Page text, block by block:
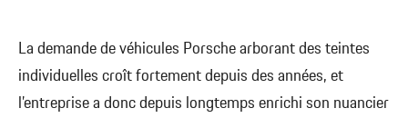
La demande de véhicules Porsche arborant des teintes
individuelles croît fortement depuis des années, et
l’entreprise a donc depuis longtemps enrichi son nuancier